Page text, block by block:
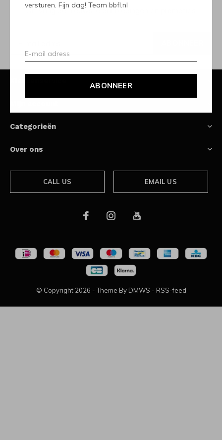
versturen. Fijn dag! Team bbfl.nl
ABONNEER
Ontvang de nieuwste aanbiedingen en promoties
Categorieën
Over ons
CALL US EMAIL US
© Copyright 2026 - Theme By DMWS - RSS-feed